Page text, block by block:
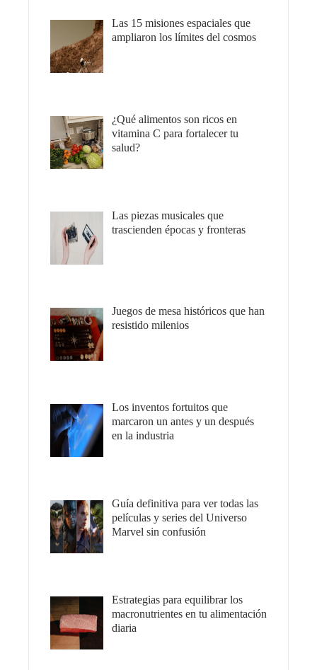
Las 15 misiones espaciales que
ampliaron los límites del cosmos
¿Qué alimentos son ricos en
vitamina C para fortalecer tu
salud?
Las piezas musicales que
trascienden épocas y fronteras
Juegos de mesa históricos que han
resistido milenios
Los inventos fortuitos que
marcaron un antes y un después
en la industria
Guía definitiva para ver todas las
películas y series del Universo
Marvel sin confusión
Estrategias para equilibrar los
macronutrientes en tu alimentación
diaria